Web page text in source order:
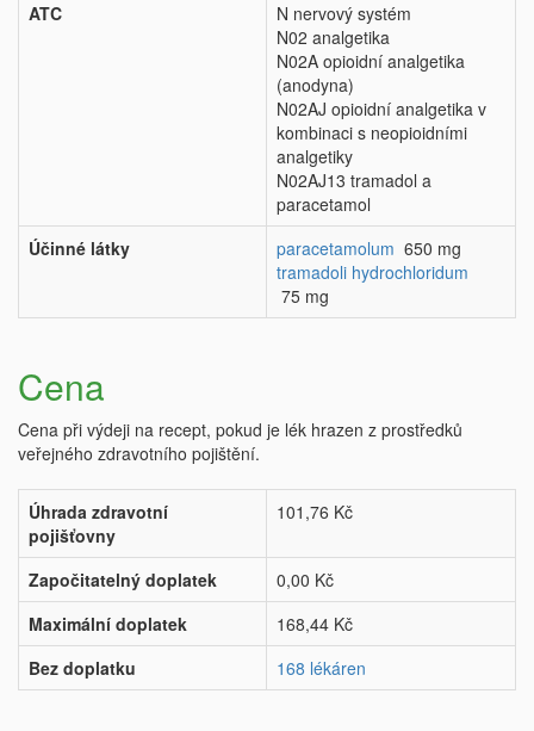
ATC
N nervový systém
N02 analgetika
N02A opioidní analgetika
(anodyna)
N02AJ opioidní analgetika v
kombinaci s neopioidními
analgetiky
N02AJ13 tramadol a
paracetamol
Účinné látky
paracetamolum 650 mg
tramadoli hydrochloridum
75 mg
Cena
Cena při výdeji na recept, pokud je lék hrazen z prostředků
veřejného zdravotního pojištění.
Úhrada zdravotní
pojišťovny
101,76 Kč
Započitatelný doplatek
0,00 Kč
Maximální doplatek
168,44 Kč
Bez doplatku
168 lékáren